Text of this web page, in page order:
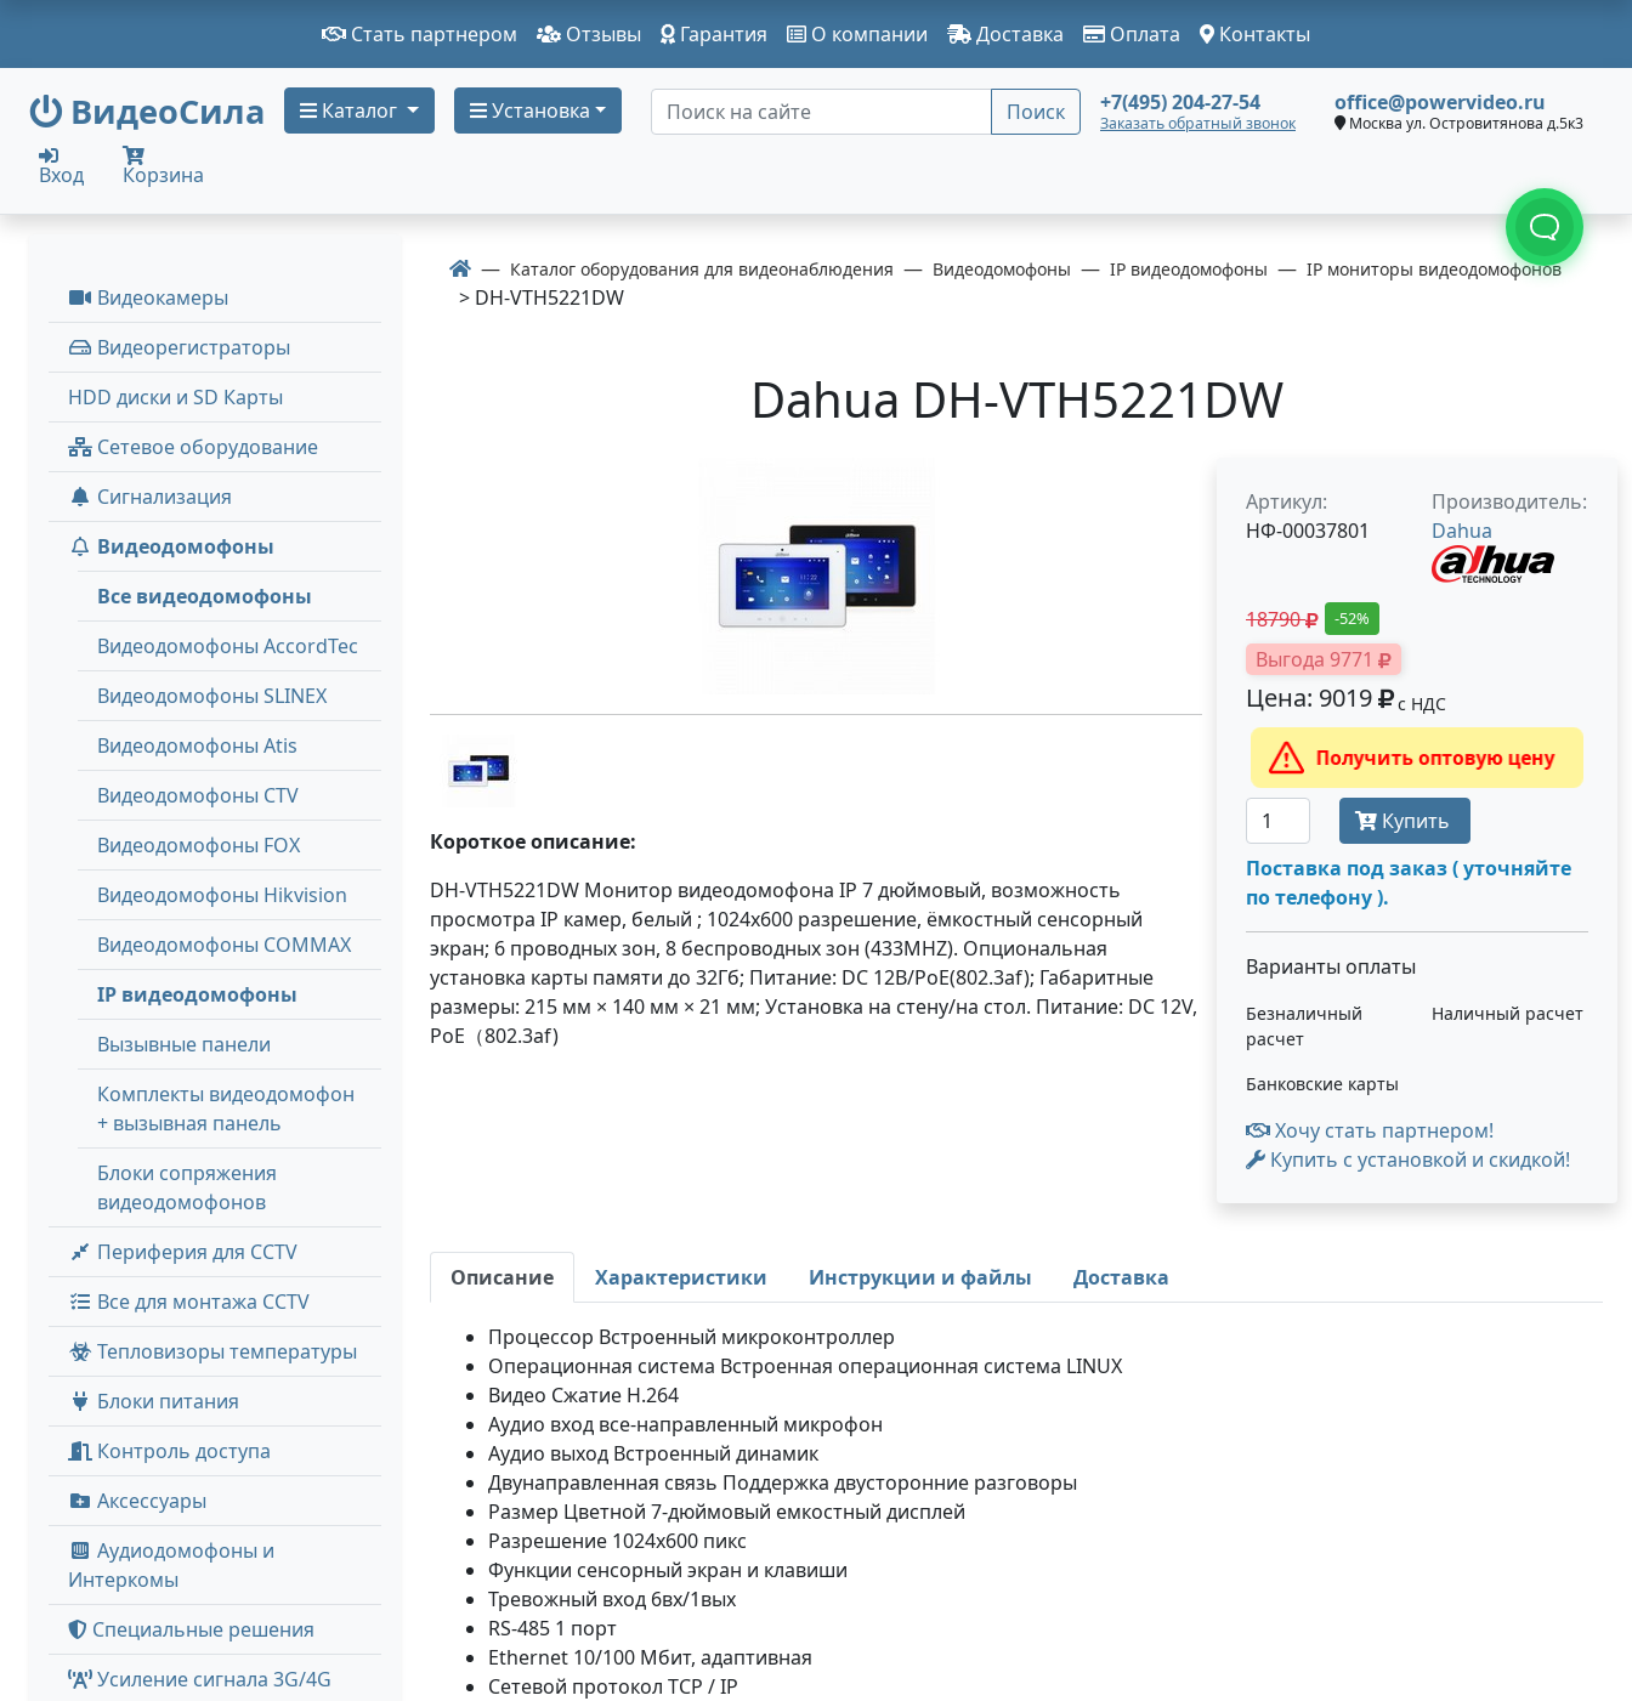
Стать партнером Отзывы Гарантия О компании Доставка Оплата Контакты
ВидеоСила Каталог Установка Поиск +7(495) 204-27-54
Заказать обратный звонок
office@powervideo.ru
Москва ул. Островитянова д.5к3
Вход Корзина
Видеокамеры
Видеорегистраторы
HDD диски и SD Карты
Сетевое оборудование
Сигнализация
Видеодомофоны
Все видеодомофоны
Видеодомофоны AccordTec
Видеодомофоны SLINEX
Видеодомофоны Atis
Видеодомофоны CTV
Видеодомофоны FOX
Видеодомофоны Hikvision
Видеодомофоны COMMAX
IP видеодомофоны
Вызывные панели
Комплекты видеодомофон
+ вызывная панель
Блоки сопряжения
видеодомофонов
Периферия для CCTV
Все для монтажа CCTV
Тепловизоры температуры
Блоки питания
Контроль доступа
Аксессуары
Аудиодомофоны и
Интеркомы
Специальные решения
Усиление сигнала 3G/4G
Каталог оборудования для видеонаблюдения Видеодомофоны IP видеодомофоны IP мониторы видеодомофонов
> DH-VTH5221DW
Dahua DH-VTH5221DW
Короткое описание:
DH-VTH5221DW Монитор видеодомофона IP 7 дюймовый, возможность
просмотра IP камер, белый ; 1024x600 разрешение, ёмкостный сенсорный
экран; 6 проводных зон, 8 беспроводных зон (433MHZ). Опциональная
установка карты памяти до 32Гб; Питание: DC 12В/PoE(802.3af); Габаритные
размеры: 215 мм × 140 мм × 21 мм; Установка на стену/на стол. Питание: DC 12V,
PoE（802.3af)
Артикул:
НФ-00037801
Производитель:
Dahua
18790 -52%
Выгода 9771
Цена: 9019 с НДС
Получить оптовую цену
Купить
Поставка под заказ ( уточняйте
по телефону ).
Варианты оплаты
Безналичный
расчет
Наличный расчет
Банковские карты
Хочу стать партнером!
Купить с установкой и скидкой!
Описание Характеристики Инструкции и файлы Доставка
Процессор Встроенный микроконтроллер
Операционная система Встроенная операционная система LINUX
Видео Сжатие H.264
Аудио вход все-направленный микрофон
Аудио выход Встроенный динамик
Двунаправленная связь Поддержка двусторонние разговоры
Размер Цветной 7-дюймовый емкостный дисплей
Разрешение 1024х600 пикс
Функции сенсорный экран и клавиши
Тревожный вход 6вх/1вых
RS-485 1 порт
Ethernet 10/100 Мбит, адаптивная
Сетевой протокол TCP / IP